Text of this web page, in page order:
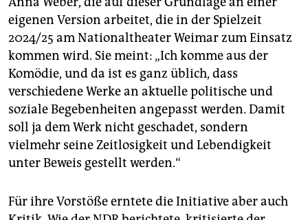
eigenen Version arbeitet, die in der Spielzeit
2024/25 am Na­tio­naltheater Weimar zum Einsatz
kommen wird. Sie meint: „Ich komme aus der
Komödie, und da ist es ganz üblich, dass
verschiedene Werke an aktuelle politische und
soziale Begebenheiten angepasst werden. Damit
soll ja dem Werk nicht geschadet, sondern
vielmehr seine Zeitlosigkeit und Lebendigkeit
unter Beweis gestellt werden.“
Für ihre Vorstöße erntete die Initiative aber auch